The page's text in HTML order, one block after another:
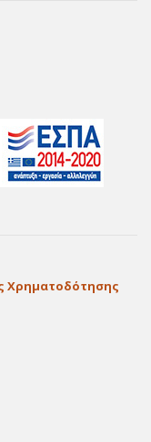
Χρηματοδότησης